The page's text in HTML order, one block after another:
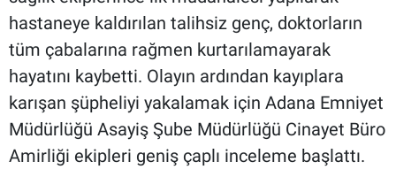
hastaneye kaldırılan talihsiz genç, doktorların
tüm çabalarına rağmen kurtarılamayarak
hayatını kaybetti. Olayın ardından kayıplara
karışan şüpheliyi yakalamak için Adana Emniyet
Müdürlüğü Asayiş Şube Müdürlüğü Cinayet Büro
Amirliği ekipleri geniş çaplı inceleme başlattı.